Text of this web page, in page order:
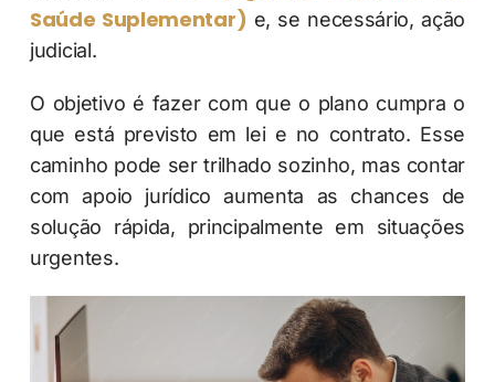
Saúde Suplementar) e, se necessário, ação
judicial.
O objetivo é fazer com que o plano cumpra o
que está previsto em lei e no contrato. Esse
caminho pode ser trilhado sozinho, mas contar
com apoio jurídico aumenta as chances de
solução rápida, principalmente em situações
urgentes.